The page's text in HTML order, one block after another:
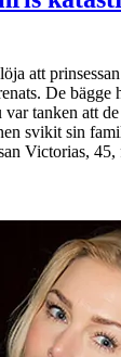
att
De bägge
tanken att
svikit sin
Victorias,